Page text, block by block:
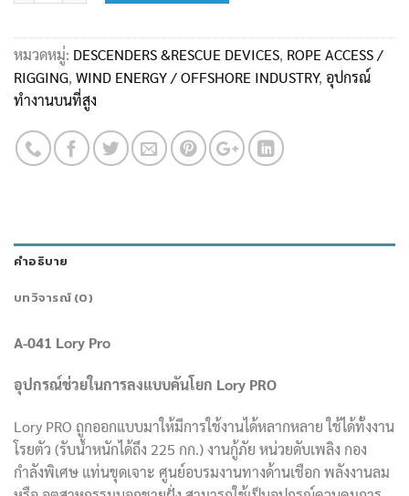
หมวดหมู่: DESCENDERS &RESCUE DEVICES, ROPE ACCESS /
RIGGING, WIND ENERGY / OFFSHORE INDUSTRY, อุปกรณ์
ทำงานบนที่สูง
คำอธิบาย
บทวิจารณ์ (0)
A-041 Lory Pro
อุปกรณ์ช่วยในการลงแบบคันโยก Lory PRO
Lory PRO ถูกออกแบบมาให้มีการใช้งานได้หลากหลาย ใช้ได้ทั้งงาน
โรยตัว (รับน้ำหนักได้ถึง 225 กก.) งานกู้ภัย หน่วยดับเพลิง กอง
กำลังพิเศษ แท่นขุดเจาะ ศูนย์อบรมงานทางด้านเชือก พลังงานลม